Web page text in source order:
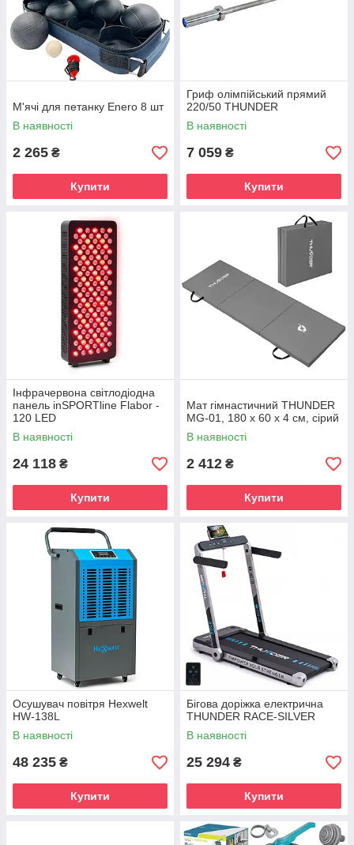
М'ячі для петанку Enero 8 шт
В наявності
2 265 ₴
Купити
Гриф олімпійський прямий
220/50 THUNDER
В наявності
7 059 ₴
Купити
Інфрачервона світлодіодна
панель inSPORTline Flabor -
120 LED
В наявності
24 118 ₴
Купити
Мат гімнастичний THUNDER
MG-01, 180 х 60 х 4 см, сірий
В наявності
2 412 ₴
Купити
Осушувач повітря Hexwelt
HW-138L
В наявності
48 235 ₴
Купити
Бігова доріжка електрична
THUNDER RACE-SILVER
В наявності
25 294 ₴
Купити